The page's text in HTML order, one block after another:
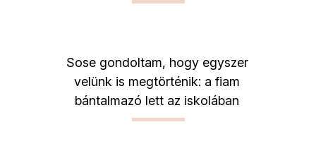
Sose gondoltam, hogy egyszer
velünk is megtörténik: a fiam
bántalmazó lett az iskolában